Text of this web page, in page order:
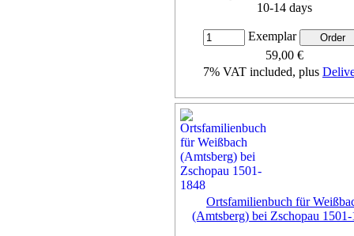
10-14 days
Exemplar
59,00 €
7% VAT included, plus
more...
Ortsfamilienbuch für
(Amtsberg) bei Zschopau